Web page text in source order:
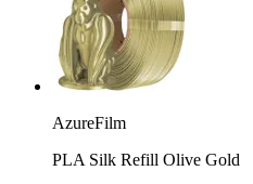
AzureFilm
PLA Silk Refill Olive Gold